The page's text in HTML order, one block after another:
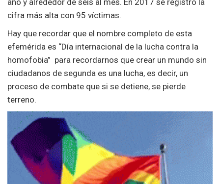
cifra más alta con 95 víctimas.
Hay que recordar que el nombre completo de esta
efemérida es “Día internacional de la lucha contra la
homofobia” para recordarnos que crear un mundo sin
ciudadanos de segunda es una lucha, es decir, un
proceso de combate que si se detiene, se pierde
terreno.